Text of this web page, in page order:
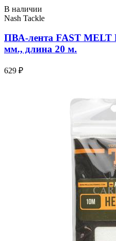
В наличии
Nash Tackle
ПВА-лента FAST MELT
мм., длина 20 м.
629 ₽